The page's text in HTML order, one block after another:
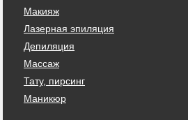
Макияж
Лазерная эпиляция
Депиляция
Массаж
Тату, пирсинг
Маникюр